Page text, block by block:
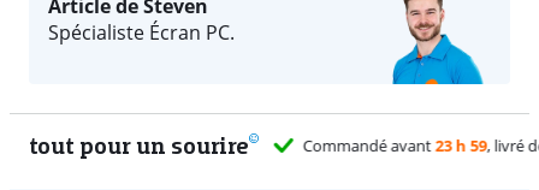
Article de Steven
Spécialiste Écran PC.
tout pour un sourire 11 vrais